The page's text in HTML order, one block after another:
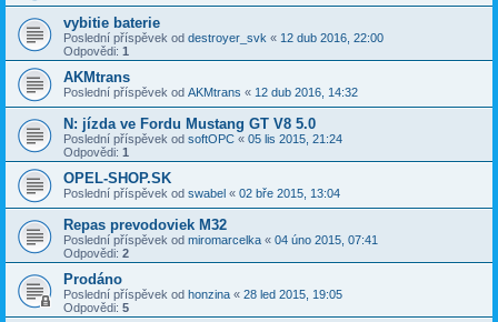
vybitie baterie
Poslední příspěvek od destroyer_svk « 12 dub 2016, 22:00
Odpovědi: 1
AKMtrans
Poslední příspěvek od AKMtrans « 12 dub 2016, 14:32
N: jízda ve Fordu Mustang GT V8 5.0
Poslední příspěvek od softOPC « 05 lis 2015, 21:24
Odpovědi: 1
OPEL-SHOP.SK
Poslední příspěvek od swabel « 02 bře 2015, 13:04
Repas prevodoviek M32
Poslední příspěvek od miromarcelka « 04 úno 2015, 07:41
Odpovědi: 2
Prodáno
Poslední příspěvek od honzina « 28 led 2015, 19:05
Odpovědi: 5